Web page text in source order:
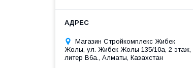
Магазин Стройкомплекс Жибек
Жолы, ул. Жибек Жолы 135/10а, 2 этаж,
литер В6а., Алматы, Казахстан